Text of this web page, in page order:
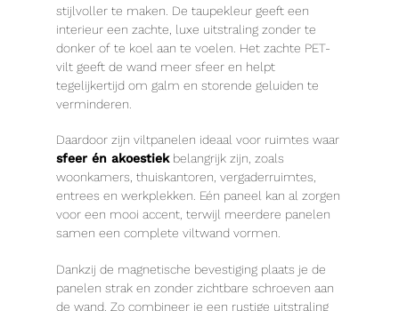
stijlvoller te maken. De taupekleur geeft een
interieur een zachte, luxe uitstraling zonder te
donker of te koel aan te voelen. Het zachte PET-
vilt geeft de wand meer sfeer en helpt
tegelijkertijd om galm en storende geluiden te
verminderen.
Daardoor zijn viltpanelen ideaal voor ruimtes waar
sfeer én akoestiekbelangrijk zijn, zoals
woonkamers, thuiskantoren, vergaderruimtes,
entrees en werkplekken. Eén paneel kan al zorgen
voor een mooi accent, terwijl meerdere panelen
samen een complete viltwand vormen.
Dankzij de magnetische bevestiging plaats je de
panelen strak en zonder zichtbare schroeven aan
de wand. Zo combineer je een rustige uitstraling